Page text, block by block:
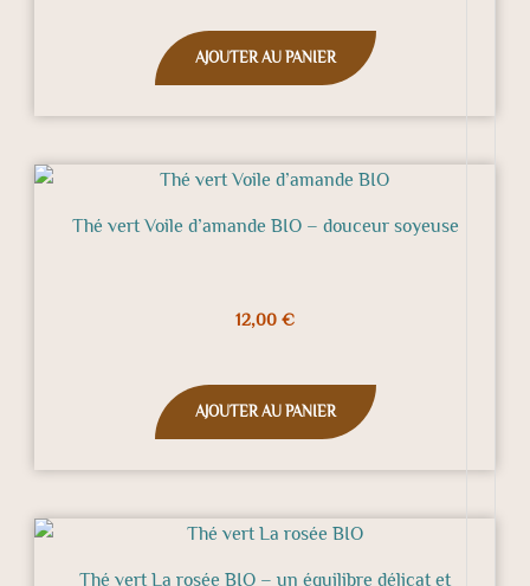
AJOUTER AU PANIER
Thé vert Voile d’amande BIO – douceur soyeuse
12,00 €
AJOUTER AU PANIER
Thé vert La rosée BIO – un équilibre délicat et